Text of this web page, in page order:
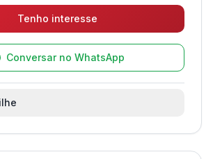
Tenho interesse
Conversar no WhatsApp